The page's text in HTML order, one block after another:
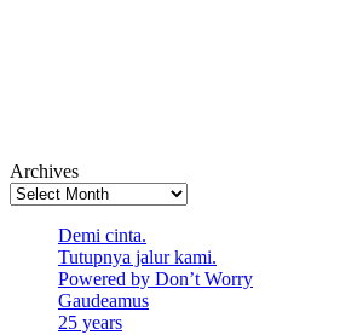
Archives
Demi cinta.
Tutupnya jalur kami.
Powered by Don’t Worry
Gaudeamus
25 years